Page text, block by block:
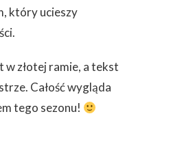
który ucieszy
w złotej ramie, a tekst
Całość wygląda
tego sezonu!